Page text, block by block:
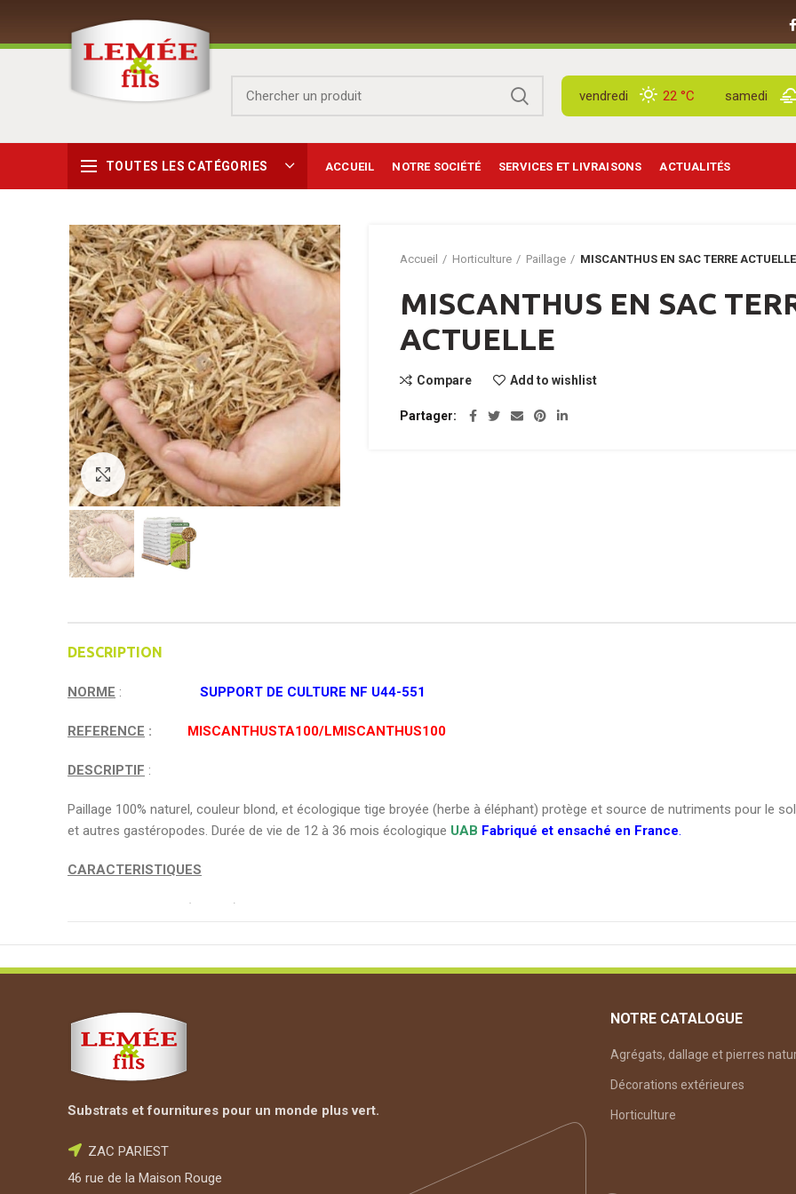
vendredi 22 °C samedi
TOUTES LES CATÉGORIES ACCUEIL NOTRE SOCIÉTÉ SERVICES ET LIVRAISONS ACTUALITÉS
Click to enlarge
Accueil Horticulture Paillage MISCANTHUS EN SAC TERRE ACTUELLE
MISCANTHUS EN SAC
ACTUELLE
Compare Add to wishlist
Partager
DESCRIPTION
NORME : SUPPORT DE CULTURE NF U44-551
REFERENCE : MISCANTHUSTA100/LMISCANTHUS100
DESCRIPTIF :
Paillage 100% naturel, couleur blond, et écologique tige broyée (herbe à éléphant) protège et source de nutriments pour le
et autres gastéropodes. Durée de vie de 12 à 36 mois écologique UAB Fabriqué et ensaché en France.
CARACTERISTIQUES
Au sac de 100 litres (+/- 7kg) ou à la palette complète de 45 sacs /
100% Paille de miscanthus, couleur blond et granulométrie 20-50mm
CARACTERISTIQUES
pH
Matière organique (% du produit sec)
Substrats et fournitures pour un monde plus vert.
ZAC PARIEST
46 rue de la Maison Rouge
NOTRE CATALOGUE
Agrégats, dallage et pierres
Décorations extérieures
Horticulture